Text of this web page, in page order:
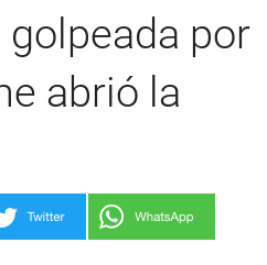
golpeada por
abrió la